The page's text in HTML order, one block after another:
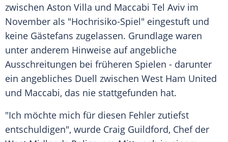
zwischen Aston Villa und Maccabi Tel Aviv im
November als "Hochrisiko-Spiel" eingestuft und
keine Gästefans zugelassen. Grundlage waren
unter anderem Hinweise auf angebliche
Ausschreitungen bei früheren Spielen - darunter
ein angebliches Duell zwischen West Ham United
und Maccabi, das nie stattgefunden hat.
"Ich möchte mich für diesen Fehler zutiefst
entschuldigen", wurde Craig Guildford, Chef der